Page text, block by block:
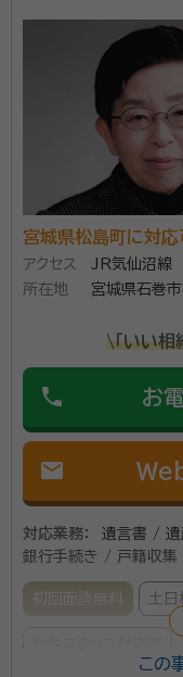
負担を軽減して行
に使っていただき
高いサービスをご
んばります。
宮城県松島町に対応
アクセス
JR気仙沼線
所在地
宮城県石巻
\「いい相
phone お
mail
対応業務：
遺言書 /
銀行手続き / 戸籍収集
初回面談無料 土日
この